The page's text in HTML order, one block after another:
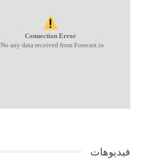
Connection Error
No any data received from Forecast.io!.
فيديوهات